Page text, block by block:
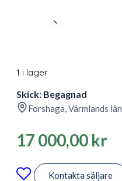
1 i lager
Skick: Begagnad
Forshaga, Värmlands län
17 000,00 kr
Kontakta säljare